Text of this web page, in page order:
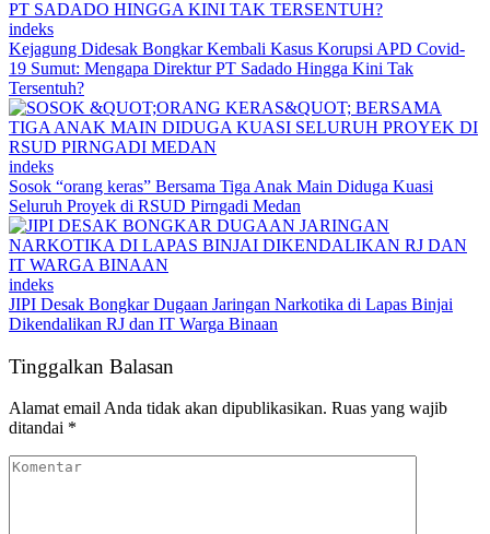
indeks
Kejagung Didesak Bongkar Kembali Kasus Korupsi APD Covid-
19 Sumut: Mengapa Direktur PT Sadado Hingga Kini Tak
Tersentuh?
indeks
Sosok “orang keras” Bersama Tiga Anak Main Diduga Kuasi
Seluruh Proyek di RSUD Pirngadi Medan
indeks
JIPI Desak Bongkar Dugaan Jaringan Narkotika di Lapas Binjai
Dikendalikan RJ dan IT Warga Binaan
Tinggalkan Balasan
Alamat email Anda tidak akan dipublikasikan. Ruas yang wajib
ditandai *